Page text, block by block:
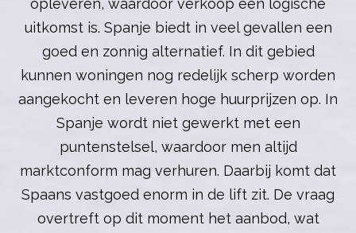
opleveren, waardoor verkoop een logische
uitkomst is. Spanje biedt in veel gevallen een
goed en zonnig alternatief. In dit gebied
kunnen woningen nog redelijk scherp worden
aangekocht en leveren hoge huurprijzen op. In
Spanje wordt niet gewerkt met een
puntenstelsel, waardoor men altijd
marktconform mag verhuren. Daarbij komt dat
Spaans vastgoed enorm in de lift zit. De vraag
overtreft op dit moment het aanbod, wat